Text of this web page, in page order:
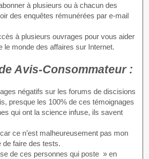
à plusieurs ou à chacun des
des enquêtes rémunérées par e-mail
à plusieurs ouvrages pour vous aider
le monde des affaires sur Internet.
Avis-Consommateur :
négatifs sur les forums de discisions
presque les 100% de ces témoignages
qui ont la science infuse, ils savent
ce n’est malheureusement pas mon
de faire des tests.
de ces personnes qui poste » en